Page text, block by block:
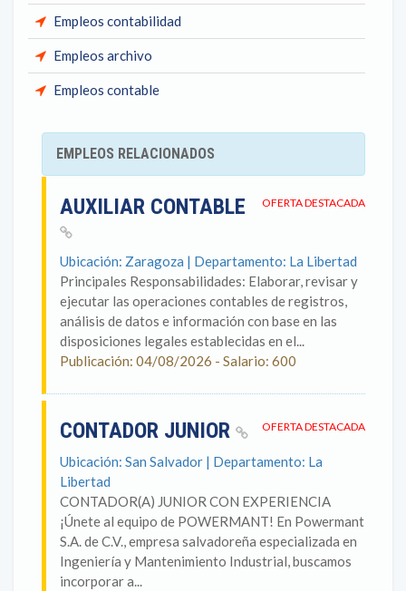
Empleos contabilidad
Empleos archivo
Empleos contable
EMPLEOS RELACIONADOS
OFERTA DESTACADA
AUXILIAR CONTABLE
Ubicación: Zaragoza | Departamento: La Libertad
Principales Responsabilidades: Elaborar, revisar y
ejecutar las operaciones contables de registros,
análisis de datos e información con base en las
disposiciones legales establecidas en el...
Publicación: 04/08/2026 - Salario: 600
OFERTA DESTACADA
CONTADOR JUNIOR
Ubicación: San Salvador | Departamento: La
Libertad
CONTADOR(A) JUNIOR CON EXPERIENCIA
¡Únete al equipo de POWERMANT! En Powermant
S.A. de C.V., empresa salvadoreña especializada en
Ingeniería y Mantenimiento Industrial, buscamos
incorporar a...